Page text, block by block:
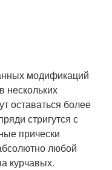
модификаций
нескольких
оставаться более
стригутся с
прически
любой
курчавых.